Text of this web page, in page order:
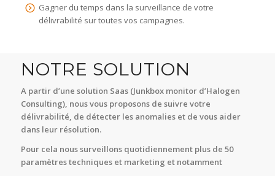
Gagner du temps dans la surveillance de votre
délivrabilité sur toutes vos campagnes.
NOTRE SOLUTION
A partir d’une solution Saas (Junkbox monitor d’Halogen
Consulting), nous vous proposons de suivre votre
délivrabilité, de détecter les anomalies et de vous aider
dans leur résolution.
Pour cela nous surveillons quotidiennement plus de 50
paramètres techniques et marketing et notamment